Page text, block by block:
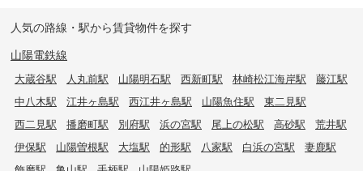
人気の路線・駅から賃貸物件を探す
山陽電鉄線
大蔵谷駅 人丸前駅 山陽明石駅 西新町駅 林崎松江海岸駅
藤江駅
中八木駅
江井ヶ島駅 西江井ヶ島駅 山陽魚住駅
東二見駅
西二見駅
播磨町駅 別府駅 浜の宮駅 尾上の松駅 高砂駅
荒井駅
伊保駅
山陽曽根駅 大塩駅 的形駅 八家駅 白浜の宮駅
妻鹿駅